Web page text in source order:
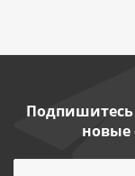
Подпишитесь
новые